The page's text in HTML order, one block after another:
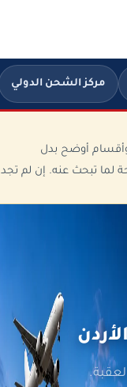
مركز الشحن الدولي
أوضح بدل
لما تبحث عنه. إن لم تجد